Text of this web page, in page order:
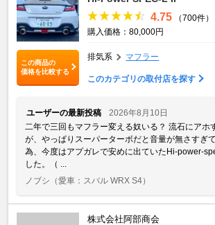
この商品の
価格を比較する
4.75
（700件）
購入価格：80,000円
排気系 マフラー
このカテゴリの取付店を探す
ユーザーの最新投稿
2026年8月10日
二年で三回もマフラー変える奴いる？ 流石にアホ
が、やっぱりスーパーターボだと音量が無さすぎ
為、今度はアプガレで安めに出ていたHi-power-
した。（ ...
ノブシ （愛車：スバル WRX S4）
株式会社阿部商会